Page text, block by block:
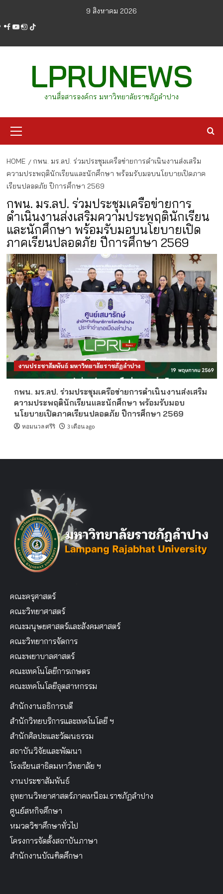
content
9 สิงหาคม 2026
facebook
youtube
instagram
tiktok
LPRUNEWS
งานสื่อสารองค์กร มหาวิทยาลัยราชภัฏลำปาง
Menu
HOME
กพน. มร.ลป. ร่วมประชุมเครือข่ายการดำเนินงานส่งเสริม
ความประพฤตินักเรียนและนักศึกษา พร้อมรับมอบนโยบายเปิดภาค
เรียนปลอดภัย ปีการศึกษา 2569
กพน. มร.ลป. ร่วมประชุมเครือข่ายการ
ดำเนินงานส่งเสริมความประพฤตินักเรียน
และนักศึกษา พร้อมรับมอบนโยบายเปิด
ภาคเรียนปลอดภัย ปีการศึกษา 2569
งานประชาสัมพันธ์ มหาวิทยาลัยราชภัฏลำปาง
กพน. มร.ลป. ร่วมประชุมเครือข่ายการดำเนินงานส่งเสริม
ความประพฤตินักเรียนและนักศึกษา พร้อมรับมอบ
นโยบายเปิดภาคเรียนปลอดภัย ปีการศึกษา 2569
หอมนวล ศรีริ 3 เดือน ago
คณะครุศาสตร์
คณะวิทยาศาสตร์
คณะมนุษยศาสตร์และสังคมศาสตร์
คณะวิทยาการจัดการ
คณะพยาบาลศาสตร์
คณะเทคโนโลยีการเกษตร
คณะเทคโนโลยีอุตสาหกรรม
สำนักงานอธิการบดี
สำนักวิทยบริการและเทคโนโลยี ฯ
สำนักศิลปะและวัฒนธรรม
สถาบันวิจัยและพัฒนา
โรงเรียนสาธิตมหาวิทยาลัย ฯ
งานประชาสัมพันธ์
อุทยานวิทยาศาสตร์ภาคเหนือม.ราชภัฏลำปาง
ศูนย์สหกิจศึกษา
หมวดวิชาศึกษาทั่วไป
โครงการจัดตั้งสถาบันภาษา
สำนักงานบัณฑิตศึกษา